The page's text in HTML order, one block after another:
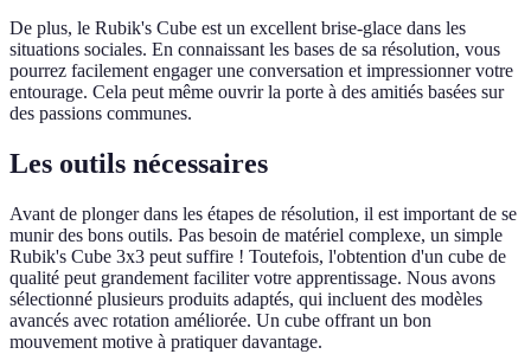
De plus, le Rubik's Cube est un excellent brise-glace dans les
situations sociales. En connaissant les bases de sa résolution, vous
pourrez facilement engager une conversation et impressionner votre
entourage. Cela peut même ouvrir la porte à des amitiés basées sur
des passions communes.
Les outils nécessaires
Avant de plonger dans les étapes de résolution, il est important de se
munir des bons outils. Pas besoin de matériel complexe, un simple
Rubik's Cube 3x3 peut suffire ! Toutefois, l'obtention d'un cube de
qualité peut grandement faciliter votre apprentissage. Nous avons
sélectionné plusieurs produits adaptés, qui incluent des modèles
avancés avec rotation améliorée. Un cube offrant un bon
mouvement motive à pratiquer davantage.